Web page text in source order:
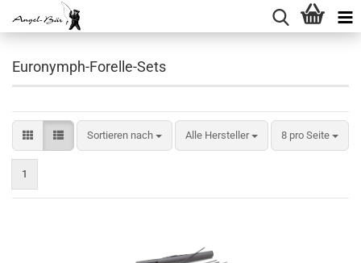
Euronymph-Forelle-Sets
Sortieren nach
Sortieren nach Alle Hersteller 8 pro Seite
pro Seite
1